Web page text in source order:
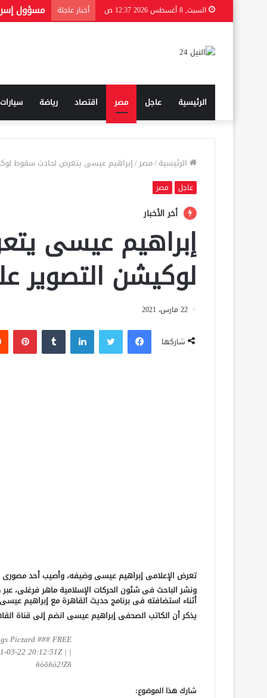
السبت, 8 أغسطس 2026 12:37 ص أخبار عاجلة
الرئيسية عاجل مصر اقتصاد رياضة سيارات
الرئيسية/مصر/إبراهيم عيسى يتعرض لحادث سقوط
عاجل مصر
أخر الأخبار
إبراهيم عيسى
لوكيشن التصوير
22 مارس، 2021
شاركها
فيسبوك لينكدإن بينتيريست
تعرض الإعلامى إبراهيم عيسى وضيفه، وأصيب أحد مصورى
ونشر الباحث فى شئون الحركات الإسلامية ماهر فرغلى،
أثناء استضافته فى برنامج حديث القاهرة مع إبراهيم
يذكر أن الكاتب الصحفى إبراهيم عيسى انضم إلى قناة
Piczard ### FREE
03-22 20:12:51Z | |
ñöõñö2!Zñ
شارك هذا الموضوع: